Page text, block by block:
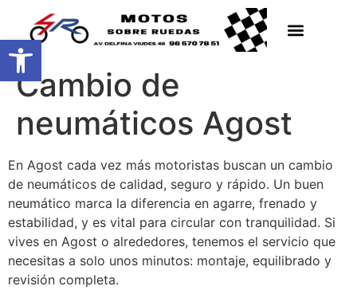
Abrir barra de herramientas
Cambio de
neumáticos Agost
En Agost cada vez más motoristas buscan un cambio
de neumáticos de calidad, seguro y rápido. Un buen
neumático marca la diferencia en agarre, frenado y
estabilidad, y es vital para circular con tranquilidad. Si
vives en Agost o alrededores, tenemos el servicio que
necesitas a solo unos minutos: montaje, equilibrado y
revisión completa.